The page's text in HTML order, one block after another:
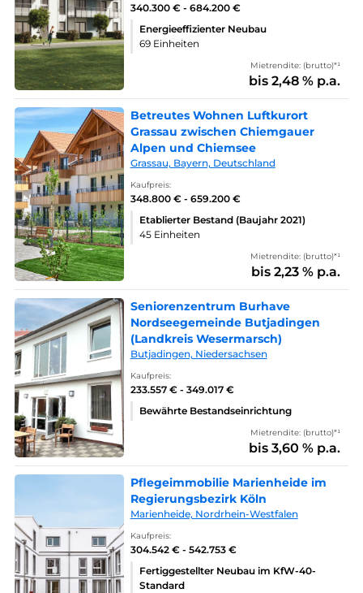
340.300 € - 684.200 €
Energieeffizienter Neubau
69 Einheiten
Mietrendite: (brutto)*¹
bis 2,48 % p.a.
Betreutes Wohnen Luftkurort
Grassau zwischen Chiemgauer
Alpen und Chiemsee
Grassau, Bayern, Deutschland
Kaufpreis:
348.800 € - 659.200 €
Etablierter Bestand (Baujahr 2021)
45 Einheiten
Mietrendite: (brutto)*¹
bis 2,23 % p.a.
Seniorenzentrum Burhave
Nordseegemeinde Butjadingen
(Landkreis Wesermarsch)
Butjadingen, Niedersachsen
Kaufpreis:
233.557 € - 349.017 €
Bewährte Bestandseinrichtung
Mietrendite: (brutto)*¹
bis 3,60 % p.a.
Pflegeimmobilie Marienheide im
Regierungsbezirk Köln
Marienheide, Nordrhein-Westfalen
Kaufpreis:
304.542 € - 542.753 €
Fertiggestellter Neubau im KfW-40-
Standard